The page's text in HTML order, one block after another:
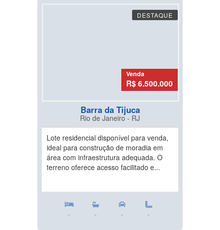
DESTAQUE
Venda
R$ 6.500.000
Barra da Tijuca
Rio de Janeiro - RJ
Lote residencial disponível para venda,
ideal para construção de moradia em
área com infraestrutura adequada. O
terreno oferece acesso facilitado e...
- - - -